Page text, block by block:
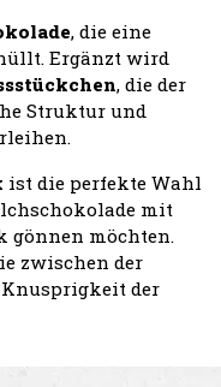
, die eine
Ergänzt wird
, die der
Struktur und
ist die perfekte Wahl
mit
gönnen möchten.
zwischen der
Knusprigkeit der